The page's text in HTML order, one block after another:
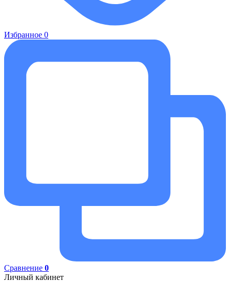
Избранное 0
Сравнение 0
Личный кабинет